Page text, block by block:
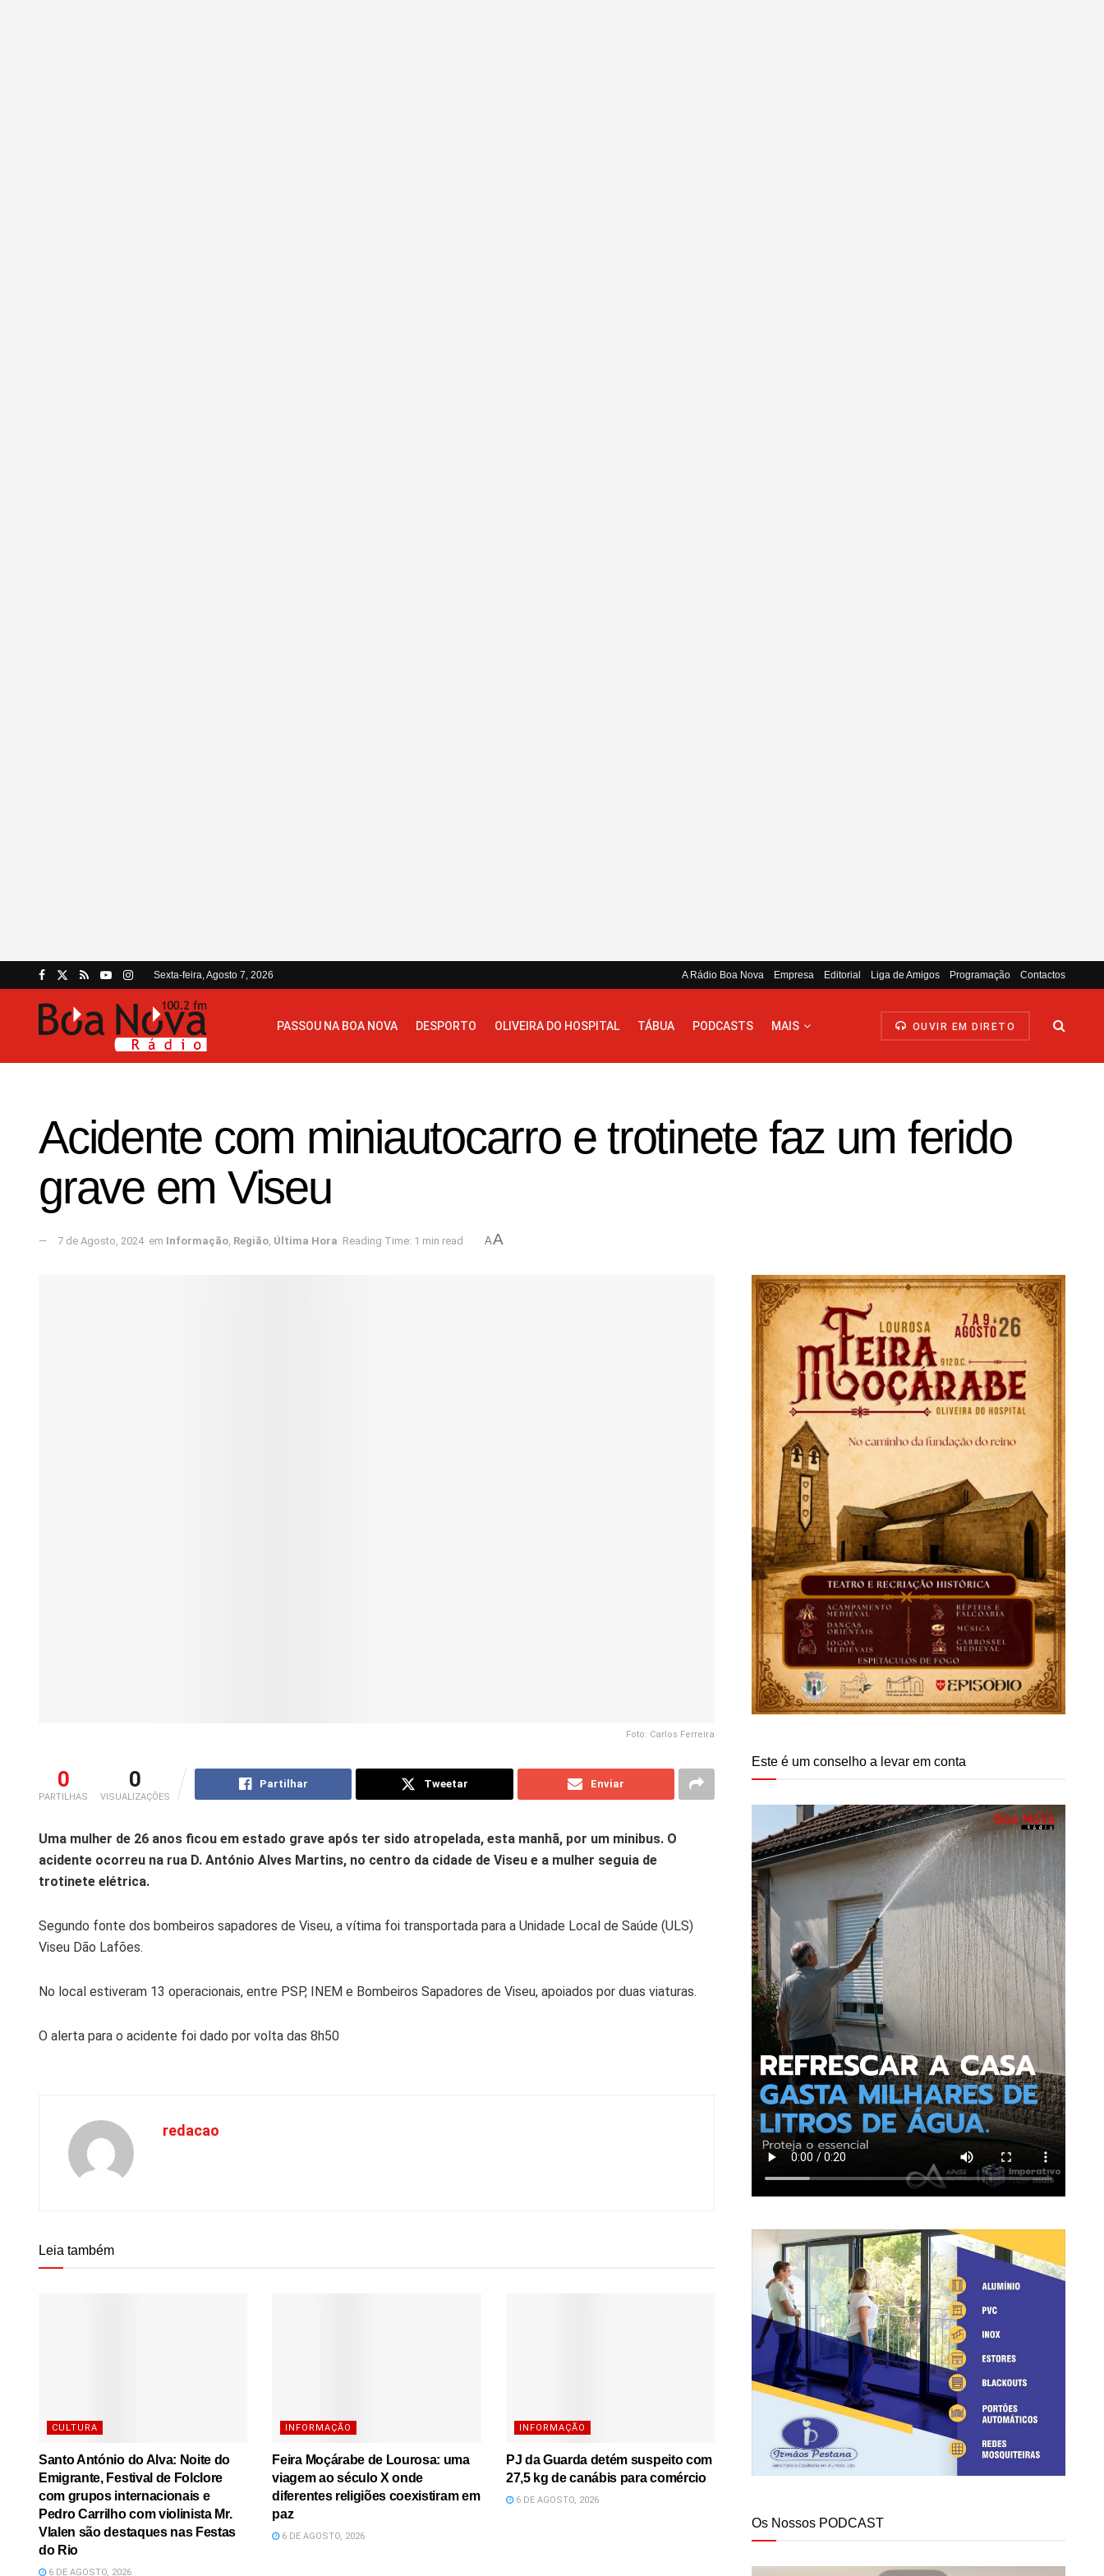
Sexta-feira, Agosto 7, 2026 A Rádio Boa Nova Empresa Editorial Liga de Amigos Programação Contactos
PASSOU NA BOA NOVA DESPORTO OLIVEIRA DO HOSPITAL TÁBUA PODCASTS MAIS OUVIR EM DIRETO
Acidente com miniautocarro e trotinete faz um ferido
grave em Viseu
7 de Agosto, 2024 em Informação, Região, Última Hora Reading Time: 1 min read AA
Foto: Carlos Ferreira
0
PARTILHAS
0
VISUALIZAÇÕES
Partilhar Tweetar Enviar
Uma mulher de 26 anos ficou em estado grave após ter sido atropelada, esta manhã, por um minibus. O
acidente ocorreu na rua D. António Alves Martins, no centro da cidade de Viseu e a mulher seguia de
trotinete elétrica.
Segundo fonte dos bombeiros sapadores de Viseu, a vítima foi transportada para a Unidade Local de Saúde (ULS)
Viseu Dão Lafões.
No local estiveram 13 operacionais, entre PSP, INEM e Bombeiros Sapadores de Viseu, apoiados por duas viaturas.
O alerta para o acidente foi dado por volta das 8h50
redacao
Leia também
CULTURA
Santo António do Alva: Noite do
Emigrante, Festival de Folclore
com grupos internacionais e
Pedro Carrilho com violinista Mr.
Vlalen são destaques nas Festas
do Rio
6 DE AGOSTO, 2026
INFORMAÇÃO
Feira Moçárabe de Lourosa: uma
viagem ao século X onde
diferentes religiões coexistiram em
paz
6 DE AGOSTO, 2026
INFORMAÇÃO
PJ da Guarda detém suspeito com
27,5 kg de canábis para comércio
6 DE AGOSTO, 2026
Este é um conselho a levar em conta
Os Nossos PODCAST